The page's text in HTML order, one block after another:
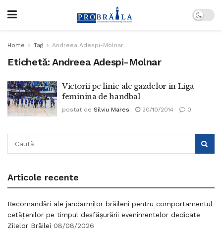
Home Tag Andreea Adespi-Molnar
Etichetă: Andreea Adespi-Molnar
Victorii pe linie ale gazdelor in Liga
feminina de handbal
postat de Silviu Mares 20/10/2014 0
Articole recente
Recomandări ale jandarmilor brăileni pentru comportamentul
cetățenilor pe timpul desfășurării evenimentelor dedicate
Zilelor Brăilei 08/08/2026